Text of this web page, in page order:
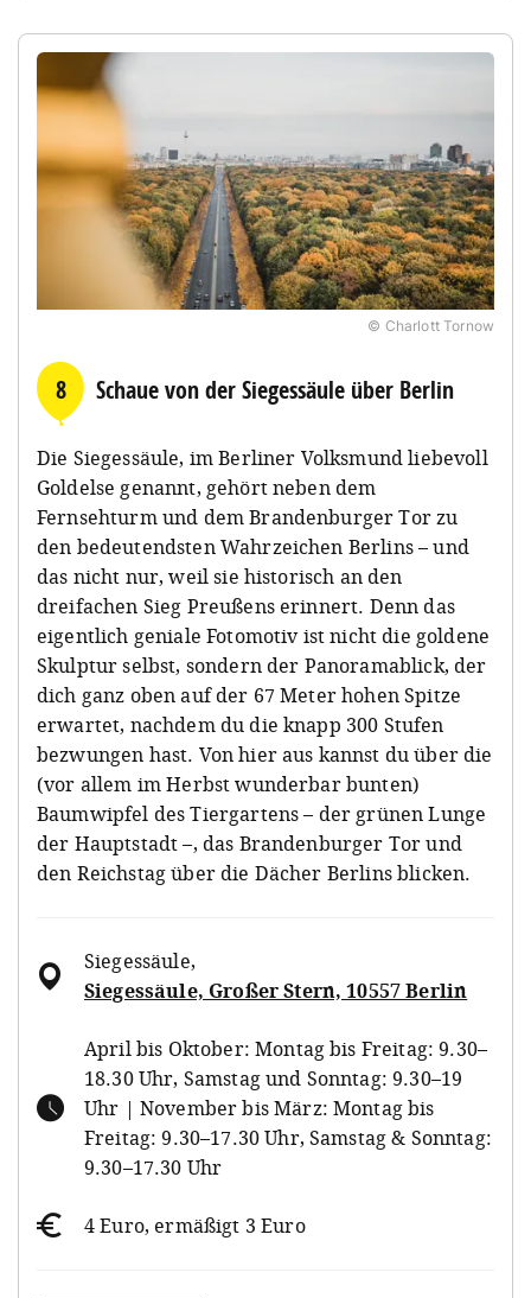
© Charlott Tornow
8 Schaue von der Siegessäule über Berlin
Die Siegessäule, im Berliner Volksmund liebevoll
Goldelse genannt, gehört neben dem
Fernsehturm und dem Brandenburger Tor zu
den bedeutendsten Wahrzeichen Berlins – und
das nicht nur, weil sie historisch an den
dreifachen Sieg Preußens erinnert. Denn das
eigentlich geniale Fotomotiv ist nicht die goldene
Skulptur selbst, sondern der Panoramablick, der
dich ganz oben auf der 67 Meter hohen Spitze
erwartet, nachdem du die knapp 300 Stufen
bezwungen hast. Von hier aus kannst du über die
(vor allem im Herbst wunderbar bunten)
Baumwipfel des Tiergartens – der grünen Lunge
der Hauptstadt –, das Brandenburger Tor und
den Reichstag über die Dächer Berlins blicken.
Siegessäule,
Siegessäule, Großer Stern, 10557 Berlin
April bis Oktober: Montag bis Freitag: 9.30–
18.30 Uhr, Samstag und Sonntag: 9.30–19
Uhr | November bis März: Montag bis
Freitag: 9.30–17.30 Uhr, Samstag & Sonntag:
9.30–17.30 Uhr
4 Euro, ermäßigt 3 Euro